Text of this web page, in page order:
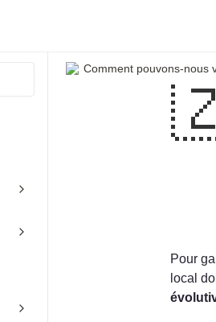
Comment pouvons-nous
Pour
local